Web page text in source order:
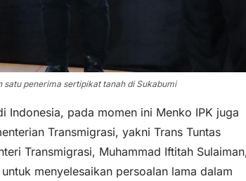
satu penerima sertipikat tanah di Sukabumi
Indonesia, pada momen ini Menko IPK juga
Transmigrasi, yakni Trans Tuntas
Transmigrasi, Muhammad Iftitah
menyelesaikan persoalan lama dalam